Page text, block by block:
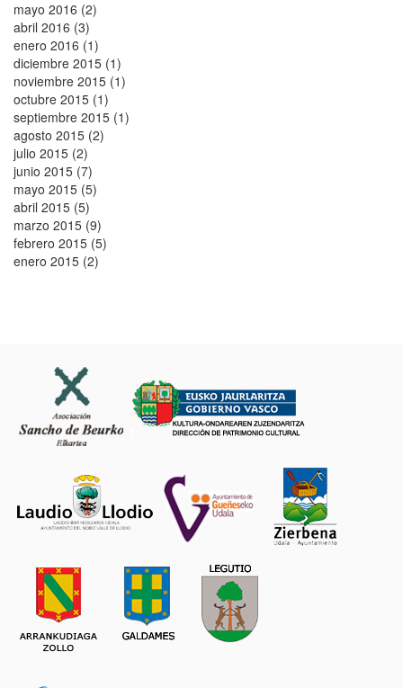
mayo 2016 (2)
abril 2016 (3)
enero 2016 (1)
diciembre 2015 (1)
noviembre 2015 (1)
octubre 2015 (1)
septiembre 2015 (1)
agosto 2015 (2)
julio 2015 (2)
junio 2015 (7)
mayo 2015 (5)
abril 2015 (5)
marzo 2015 (9)
febrero 2015 (5)
enero 2015 (2)